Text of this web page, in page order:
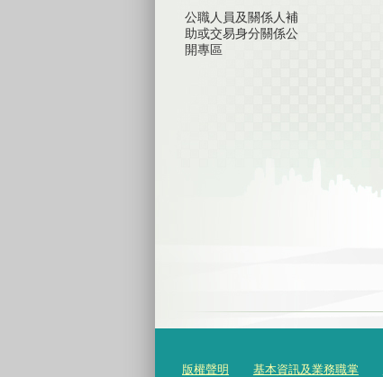
公職人員及關係人補
助或交易身分關係公
開專區
版權聲明 基本資訊及業務職掌